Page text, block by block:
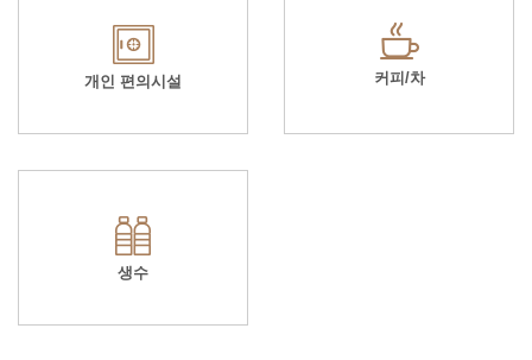
개인 편의시설 커피/차
생수